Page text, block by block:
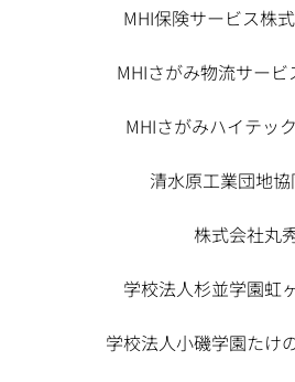
MHI保険サービス株
MHIさがみ物流サー
MHIさがみハイテッ
清水原工業団地
株式会社丸
学校法人杉並学園虹
学校法人小磯学園たけ